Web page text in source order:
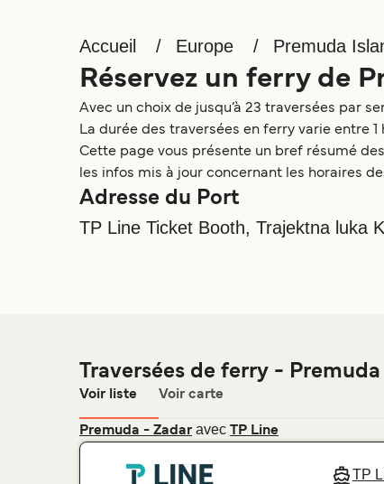
Accueil Europe Premuda
Réservez un ferry de
Avec un choix de jusqu’à 23 traversées par
La durée des traversées en ferry varie entre
Cette page vous présente un bref résumé
les infos mis à jour concernant les horaires
Adresse du Port
TP Line Ticket Booth, Trajektna luka
Traversées de ferry - Premuda
Voir liste Voir carte
Premuda - Zadar avec TP Line
TP